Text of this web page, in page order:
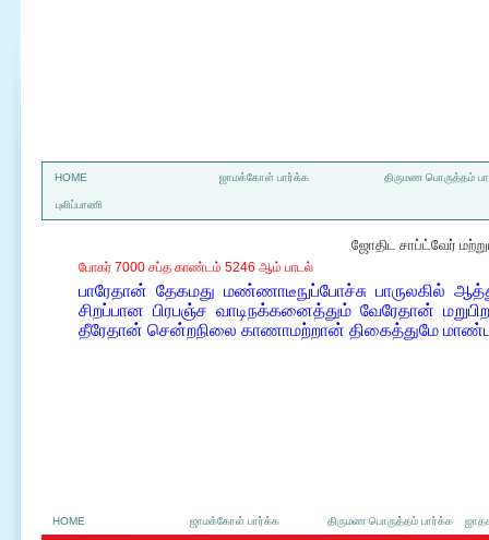
HOME ஜாமக்கோள் பார்க்க திருமண பொருத்தம்
புலிப்பாணி
ஜோதிட சாப்ட்வேர்
போகர் 7000 சப்த காண்டம் 5246 ஆம் பாடல்
பாரேதான் தேகமது மண்ணாடீநுப்போச்சு பாருலகில்
சிறப்பான பிரபஞ்ச வாடிநக்கனைத்தும் வேரேதான்
தீரேதான் சென்றநிலை காணாமற்றான் திகைத்துமே
HOME ஜாமக்கோள் பார்க்க திருமண பொருத்தம் பார்க்க